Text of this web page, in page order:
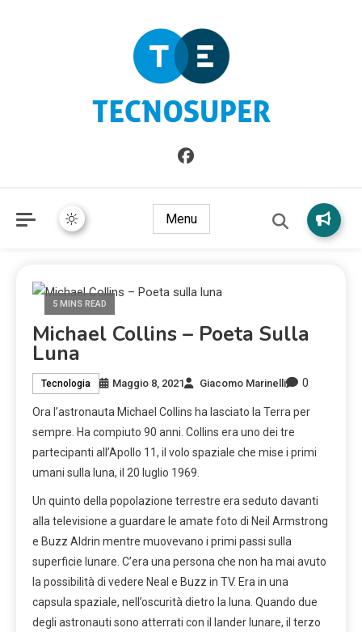
TecnoSuper.net
Informazioni sull'Italia. Seleziona gli argomenti di cui vuoi
saperne di più
Menu
5 MINS READ
Michael Collins – Poeta Sulla
Luna
Tecnologia Maggio 8, 2021 Giacomo Marinelli 0
Ora l’astronauta Michael Collins ha lasciato la Terra per
sempre. Ha compiuto 90 anni. Collins era uno dei tre
partecipanti all’Apollo 11, il volo spaziale che mise i primi
umani sulla luna, il 20 luglio 1969.
Un quinto della popolazione terrestre era seduto davanti
alla televisione a guardare le amate foto di Neil Armstrong
e Buzz Aldrin mentre muovevano i primi passi sulla
superficie lunare. C’era una persona che non ha mai avuto
la possibilità di vedere Neal e Buzz in TV. Era in una
capsula spaziale, nell’oscurità dietro la luna. Quando due
degli astronauti sono atterrati con il lander lunare, il terzo